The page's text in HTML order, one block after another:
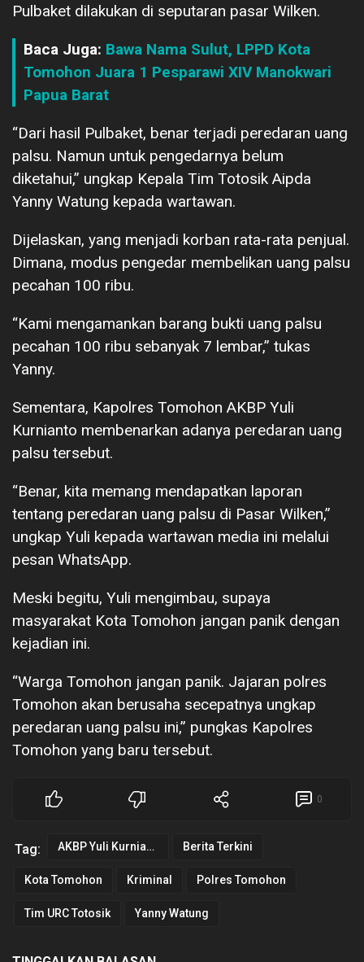
Pulbaket dilakukan di seputaran pasar Wilken.
Baca Juga: Bawa Nama Sulut, LPPD Kota
Tomohon Juara 1 Pesparawi XIV Manokwari
Papua Barat
“Dari hasil Pulbaket, benar terjadi peredaran uang
palsu. Namun untuk pengedarnya belum
diketahui,” ungkap Kepala Tim Totosik Aipda
Yanny Watung kepada wartawan.
Dijelaskan, yang menjadi korban rata-rata penjual.
Dimana, modus pengedar membelikan uang palsu
pecahan 100 ribu.
“Kami mengamankan barang bukti uang palsu
pecahan 100 ribu sebanyak 7 lembar,” tukas
Yanny.
Sementara, Kapolres Tomohon AKBP Yuli
Kurnianto membenarkan adanya peredaran uang
palsu tersebut.
“Benar, kita memang mendapatkan laporan
tentang peredaran uang palsu di Pasar Wilken,”
ungkap Yuli kepada wartawan media ini melalui
pesan WhatsApp.
Meski begitu, Yuli mengimbau, supaya
masyarakat Kota Tomohon jangan panik dengan
kejadian ini.
“Warga Tomohon jangan panik. Jajaran polres
Tomohon akan berusaha secepatnya ungkap
peredaran uang palsu ini,” pungkas Kapolres
Tomohon yang baru tersebut.
0
Tag: AKBP Yuli Kurnianto SIK Berita Terkini
Kota Tomohon Kriminal Polres Tomohon
Tim URC Totosik Yanny Watung